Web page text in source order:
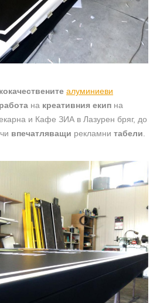
алуминиеви
на креативния екип на
и Кафе ЗИА в Лазурен бряг, до
впечатляващи рекламни табели